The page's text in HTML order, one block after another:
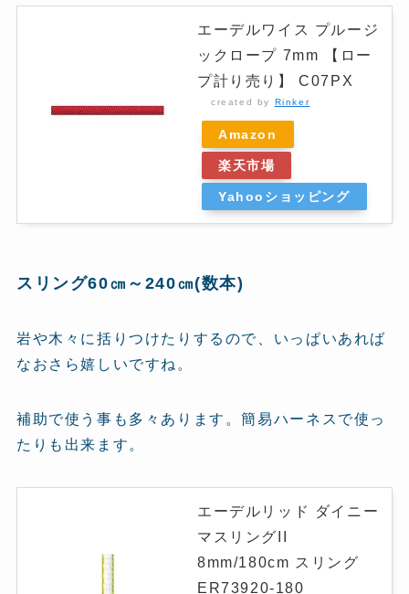
エーデルワイス プルージ
ックロープ 7mm 【ロー
プ計り売り】 C07PX
created by Rinker
Amazon
楽天市場
Yahooショッピング
スリング60㎝～240㎝(数本)
岩や木々に括りつけたりするので、いっぱいあれば
なおさら嬉しいですね。
補助で使う事も多々あります。簡易ハーネスで使っ
たりも出来ます。
エーデルリッド ダイニー
マスリングII
8mm/180cm スリング
ER73920-180